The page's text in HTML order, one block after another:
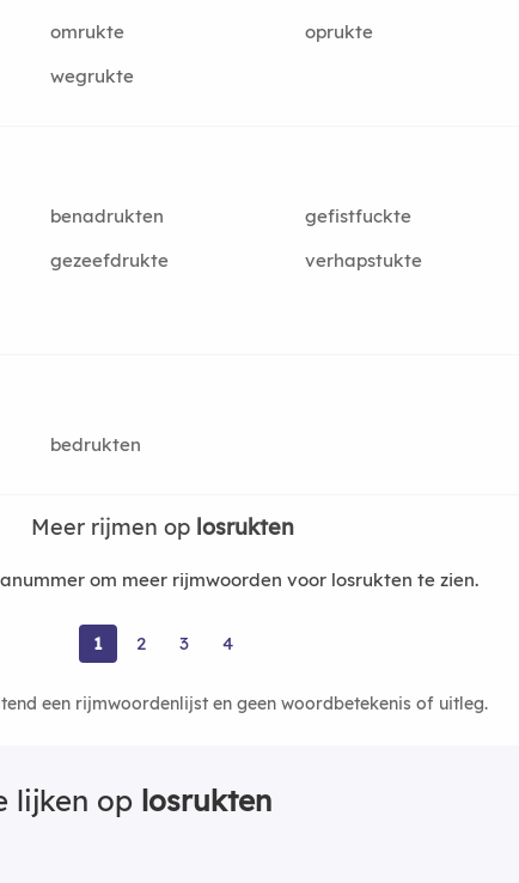
omrukte
oprukte
wegrukte
benadrukten
gefistfuckte
gezeefdrukte
verhapstukte
bedrukten
Meer rijmen op losrukten
om meer rijmwoorden voor losrukten te zien.
1 2 3 4
een rijmwoordenlijst en geen woordbetekenis of uitleg.
lijken op losrukten